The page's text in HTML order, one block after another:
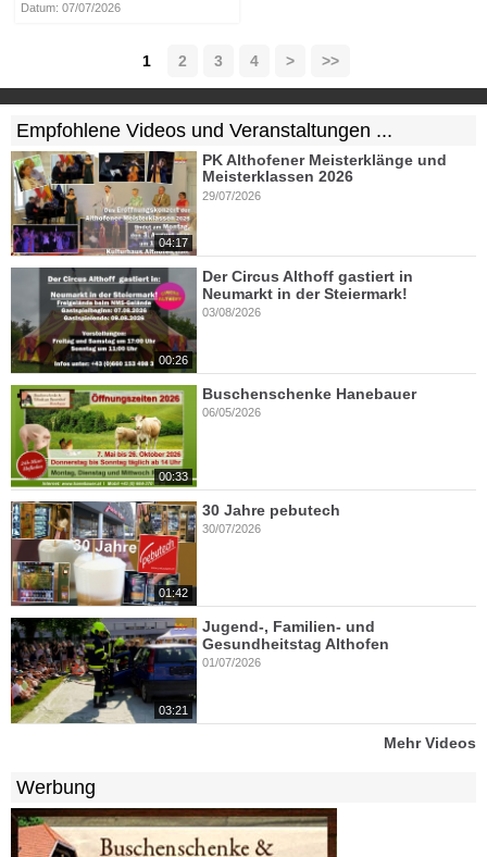
Datum: 07/07/2026
1 2 3 4 > >>
Empfohlene Videos und Veranstaltungen ...
04:17
PK Althofener Meisterklänge und
Meisterklassen 2026
29/07/2026
00:26
Der Circus Althoff gastiert in
Neumarkt in der Steiermark!
03/08/2026
00:33
Buschenschenke Hanebauer
06/05/2026
01:42
30 Jahre pebutech
30/07/2026
03:21
Jugend-, Familien- und
Gesundheitstag Althofen
01/07/2026
Mehr Videos
Werbung